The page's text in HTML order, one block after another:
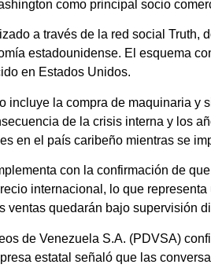
como principal socio
a través de la red social Truth,
estadounidense. El esquema
en Estados Unidos.
incluye la compra de maquinaria y
de la crisis interna y los
en el país caribeño mientras se
con la confirmación de
internacional, lo que
ventas quedarán bajo supervisión
de Venezuela S.A. (PDVSA)
estatal señaló que las